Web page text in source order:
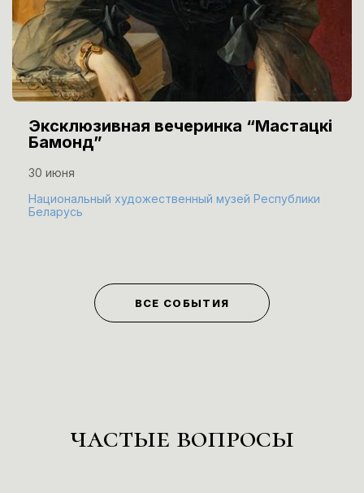
Эксклюзивная вечеринка “Мастацкі
Бамонд”
30 июня
Национальный художественный музей Республики
Беларусь
ВСЕ СОБЫТИЯ
частые вопросы